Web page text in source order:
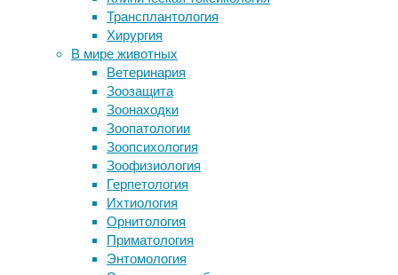
Трансплантология
Хирургия
В мире животных
Ветеринария
Зоозащита
Зоонаходки
Зоопатологии
Зоопсихология
Зоофизиология
Герпетология
Ихтиология
Орнитология
Приматология
Энтомология
частных
домов,
расположенных
вдали
крупных
городов,
стоит
заранее
побеспокоиться
стабильных
параметрах
бытовой
В стране началась информационная
кампания ООН «Инклюзивная
Беларусь»
Статические силовые тренировки
снижают давление без ущерба для
здоровья
Импорт гендерных представлений в
семьях мигрантов измерили
математикой
Подземная грибная сеть Земли
оказалась сопоставима с
масштабами Галактики
Следите за новостями